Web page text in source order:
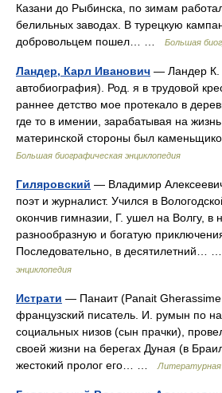
Казани до Рыбинска, по зимам
белильных заводах. В турецкую
добровольцем пошел… …
Большая
Ландер, Карл Иванович — Ландер К.
автобиография). Род. я в трудовой
раннее детство мое протекало в
где то в имении, зарабатывая на
материнской стороны был
Большая биографическая энциклопедия
Гиляровский — Владимир
поэт и журналист. Учился в
окончив гимназии, Г. ушел на Волгу, в
разнообразную и богатую
Последовательно, в десятилетний…
энциклопедия
Истрати — Панаит (Panait
французский писатель. И. румын по
социальных низов (сын прачки),
своей жизни на берегах Дуная (в
жестокий пролог его… …
Литературная